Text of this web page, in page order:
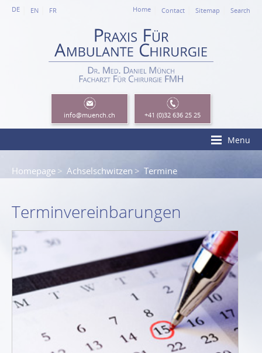
DE EN FR Home Contact Sitemap Search
Menu
Homepage Achselschwitzen Termine
Terminvereinbarungen
info@muench.ch +41 (0)32 636 25 25